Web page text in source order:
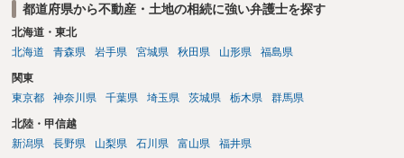
都道府県から不動産・土地の相続に強い弁護士を探す
北海道・東北
北海道
青森県 岩手県 宮城県 秋田県 山形県 福島県
関東
東京都
神奈川県 千葉県 埼玉県 茨城県 栃木県 群馬県
北陸・甲信越
新潟県
長野県 山梨県 石川県 富山県 福井県